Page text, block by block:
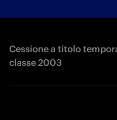
Cessione a titolo
classe 2003